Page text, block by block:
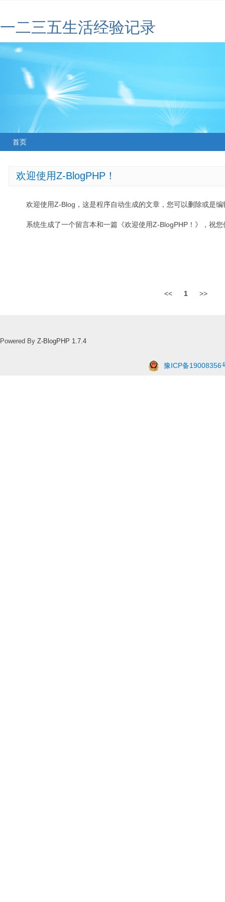
一二三五生活经验记录
首页
欢迎使用Z-BlogPHP！
欢迎使用Z-Blog，这是程序自动生成的文章，您可以删除或是编
系统生成了一个留言本和一篇《欢迎使用Z-BlogPHP！》，祝
<< 1 >>
Powered By Z-BlogPHP 1.7.4
豫ICP备19008356